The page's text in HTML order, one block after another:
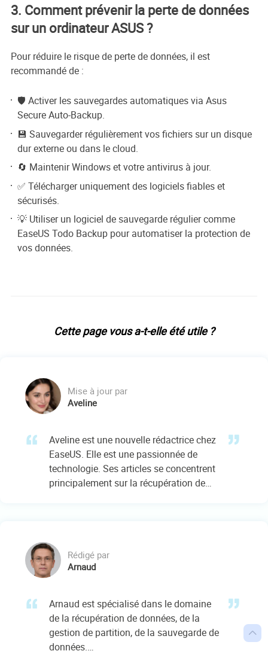

3. Comment prévenir la perte de données
sur un ordinateur ASUS ?
Pour réduire le risque de perte de données, il est
recommandé de :
🛡️ Activer les sauvegardes automatiques via Asus
Secure Auto-Backup.
💾 Sauvegarder régulièrement vos fichiers sur un disque
dur externe ou dans le cloud.
🔄 Maintenir Windows et votre antivirus à jour.
✅ Télécharger uniquement des logiciels fiables et
sécurisés.
💡 Utiliser un logiciel de sauvegarde régulier comme
EaseUS Todo Backup pour automatiser la protection de
vos données.
Cette page vous a-t-elle été utile ?
Mise à jour par
Aveline
Aveline est une nouvelle rédactrice chez
EaseUS. Elle est une passionnée de
technologie. Ses articles se concentrent
principalement sur la récupération de
Rédigé par
Arnaud
Arnaud est spécialisé dans le domaine
de la récupération de données, de la
gestion de partition, de la sauvegarde de
données.…